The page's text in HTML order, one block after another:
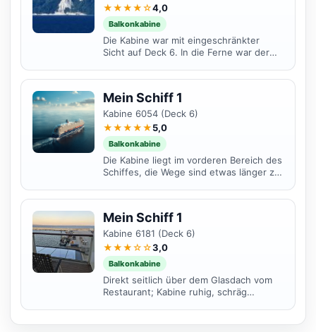
★★★★☆4,0
Balkonkabine
Die Kabine war mit eingeschränkter
Sicht auf Deck 6. In die Ferne war der
Mein Schiff 1
Kabine 6054 (Deck 6)
★★★★★5,0
Balkonkabine
Die Kabine liegt im vorderen Bereich des
Schiffes, die Wege sind etwas länger zu
Mein Schiff 1
Kabine 6181 (Deck 6)
★★★☆☆3,0
Balkonkabine
Direkt seitlich über dem Glasdach vom
Restaurant; Kabine ruhig, schräg